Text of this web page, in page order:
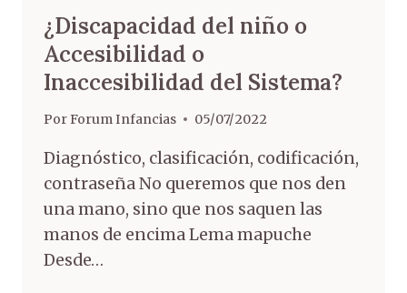
¿Discapacidad del niño o
Accesibilidad o
Inaccesibilidad del Sistema?
PorForum Infancias 05/07/2022
Diagnóstico, clasificación, codificación,
contraseña No queremos que nos den
una mano, sino que nos saquen las
manos de encima Lema mapuche
Desde…